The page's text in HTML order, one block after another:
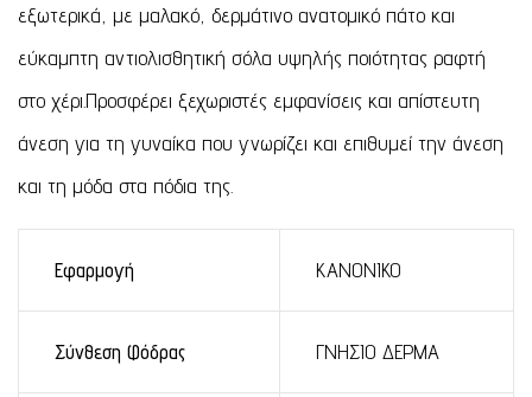
εξωτερικά, με μαλακό, δερμάτινο ανατομικό πάτο και
εύκαμπτη αντιολισθητική σόλα υψηλής ποιότητας ραφτή
στο χέρι.Προσφέρει ξεχωριστές εμφανίσεις και απίστευτη
άνεση για τη γυναίκα που γνωρίζει και επιθυμεί την άνεση
και τη μόδα στα πόδια της.
Εφαρμογή ΚΑΝΟΝΙΚΟ
Σύνθεση Φόδρας ΓΝΗΣΙΟ ΔΕΡΜΑ